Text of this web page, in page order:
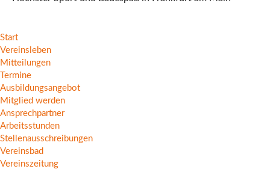
Start
Vereinsleben
Mitteilungen
Termine
Ausbildungsangebot
Mitglied werden
Ansprechpartner
Arbeitsstunden
Stellenausschreibungen
Vereinsbad
Vereinszeitung